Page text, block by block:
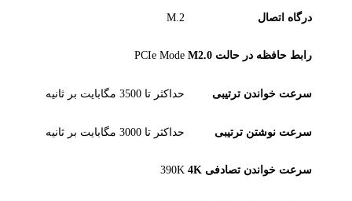
درگاه اتصال M.2
رابط حافظه در حالت M2.0 PCIe Mode
سرعت خواندن ترتیبی حداکثر تا 3500 مگابایت بر ثانیه
سرعت نوشتن ترتیبی حداکثر تا 3000 مگابایت بر ثانیه
سرعت خواندن تصادفی 4K 390K